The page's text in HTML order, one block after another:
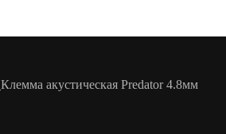
Клемма акустическая Predator 4.8мм